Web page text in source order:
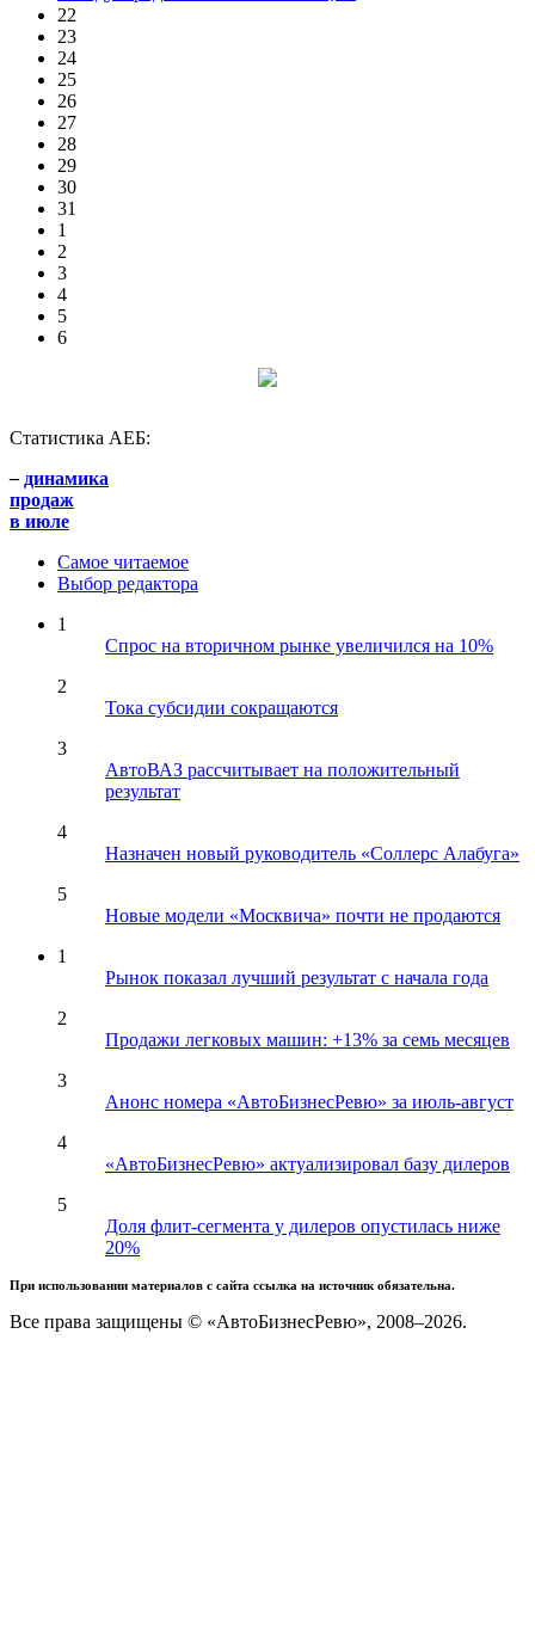
22
23
24
25
26
27
28
29
30
31
1
2
3
4
5
6
Статистика АЕБ:
– динамика
продаж
в июле
Самое читаемое
Выбор редактора
1
Спрос на вторичном рынке увеличился на 10%
2
Тока субсидии сокращаются
3
АвтоВАЗ рассчитывает на положительный
результат
4
Назначен новый руководитель «Соллерс Алабуга»
5
Новые модели «Москвича» почти не продаются
1
Рынок показал лучший результат с начала года
2
Продажи легковых машин: +13% за семь месяцев
3
Анонс номера «АвтоБизнесРевю» за июль-август
4
«АвтоБизнесРевю» актуализировал базу дилеров
5
Доля флит-сегмента у дилеров опустилась ниже
20%
При использовании материалов с сайта ссылка на источник обязательна.
Все права защищены © «АвтоБизнесРевю», 2008–2026.